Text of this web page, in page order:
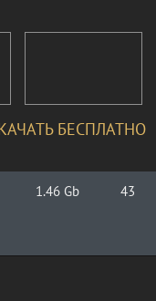
БЕСПЛАТНО
1.46 Gb 43